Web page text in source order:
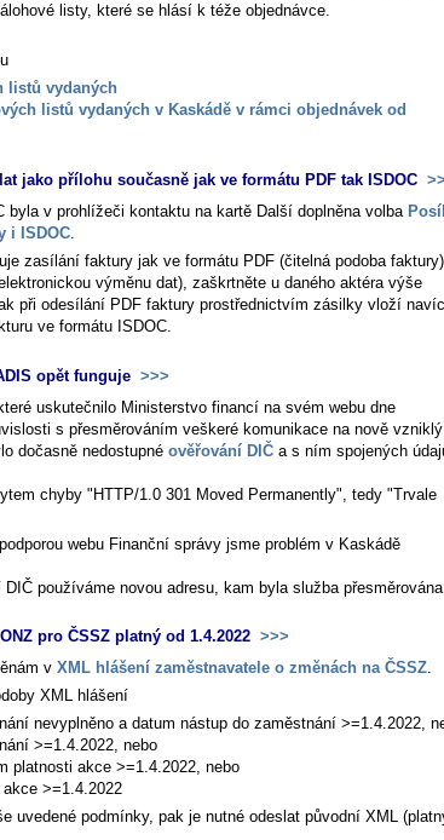
listy, které se hlásí k téže objednávce.
listů vydaných
listů vydaných v Kaskádě v rámci objednávek od
jako přílohu současně jak ve formátu PDF tak ISDOC
byla v prohlížeči kontaktu na kartě Další doplněna volba
i ISDOC.
zasílání faktury jak ve formátu PDF (čitelná podoba
výměnu dat), zaškrtněte u daného aktéra výše
při odesílání PDF faktury prostřednictvím zásilky vloží navíc
ve formátu ISDOC.
opět funguje >>>
uskutečnilo Ministerstvo financí na svém webu dne
s přesměrováním veškeré komunikace na nově vzniklý
dočasně nedostupné ověřování DIČ a s ním spojených
chyby "HTTP/1.0 301 Moved Permanently", tedy "Trvale
webu Finanční správy jsme problém v Kaskádě
používáme novou adresu, kam byla služba přesměrována.
pro ČSSZ platný od 1.4.2022 >>>
v XML hlášení zaměstnavatele o změnách na ČSSZ
XML hlášení
nevyplněno a datum nástup do zaměstnání >=1.4.2022,
>=1.4.2022, nebo
platnosti akce >=1.4.2022, nebo
>=1.4.2022
uvedené podmínky, pak je nutné odeslat původní XML